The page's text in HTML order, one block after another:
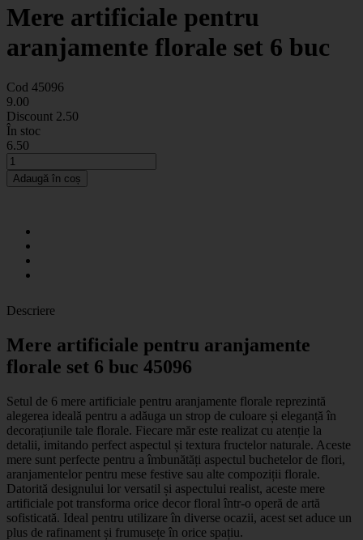
Mere artificiale pentru
aranjamente florale set 6 buc
Cod 45096
9.00
Discount 2.50
În stoc
6.50
Adaugă în coș
Descriere
Mere artificiale pentru aranjamente
florale set 6 buc 45096
Setul de 6 mere artificiale pentru aranjamente florale reprezintă
alegerea ideală pentru a adăuga un strop de culoare și eleganță în
decorațiunile tale florale. Fiecare măr este realizat cu atenție la
detalii, imitando perfect aspectul și textura fructelor naturale. Aceste
mere sunt perfecte pentru a îmbunătăți aspectul buchetelor de flori,
aranjamentelor pentru mese festive sau alte compoziții florale.
Datorită designului lor versatil și aspectului realist, aceste mere
artificiale pot transforma orice decor floral într-o operă de artă
sofisticată. Ideal pentru utilizare în diverse ocazii, acest set aduce un
plus de rafinament și frumusețe în orice spațiu.